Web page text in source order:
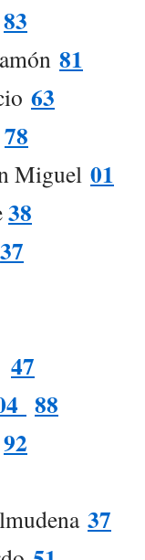
83
81
63
78
Miguel 01
38
37
47
88
92
37